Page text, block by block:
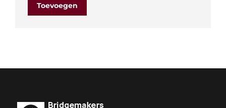
Toevoegen